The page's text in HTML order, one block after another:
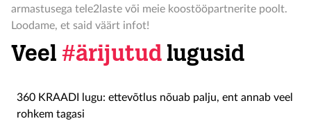
armastusega tele2laste või meie koostööpartnerite poolt.
Loodame, et said väärt infot!
Veel #ärijutud lugusid
360 KRAADI lugu: ettevõtlus nõuab palju, ent annab veel
rohkem tagasi